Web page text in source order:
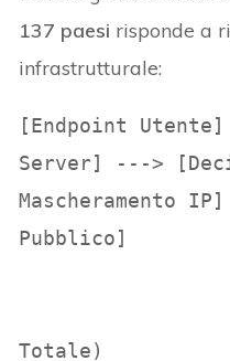
137 paesi risponde a
infrastrutturale:
[Endpoint
Server] --->
Mascheramento
Pubblico]